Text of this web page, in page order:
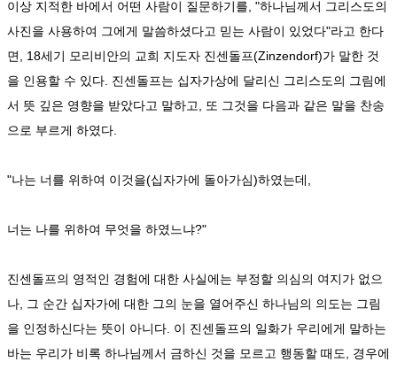
이상 지적한 바에서 어떤 사람이 질문하기를, "하나님께서 그리스도의
사진을 사용하여 그에게 말씀하셨다고 믿는 사람이 있었다"라고 한다
면, 18세기 모리비안의 교희 지도자 진센돌프(Zinzendorf)가 말한 것
을 인용할 수 있다. 진센돌프는 십자가상에 달리신 그리스도의 그림에
서 뜻 깊은 영향을 받았다고 말하고, 또 그것을 다음과 같은 말을 찬송
으로 부르게 하였다.
"나는 너를 위하여 이것을(십자가에 돌아가심)하였는데,
너는 나를 위하여 무엇을 하였느냐?"
진센돌프의 영적인 경험에 대한 사실에는 부정할 의심의 여지가 없으
나, 그 순간 십자가에 대한 그의 눈을 열어주신 하나님의 의도는 그림
을 인정하신다는 뜻이 아니다. 이 진센돌프의 일화가 우리에게 말하는
바는 우리가 비록 하나님께서 금하신 것을 모르고 행동할 때도, 경우에